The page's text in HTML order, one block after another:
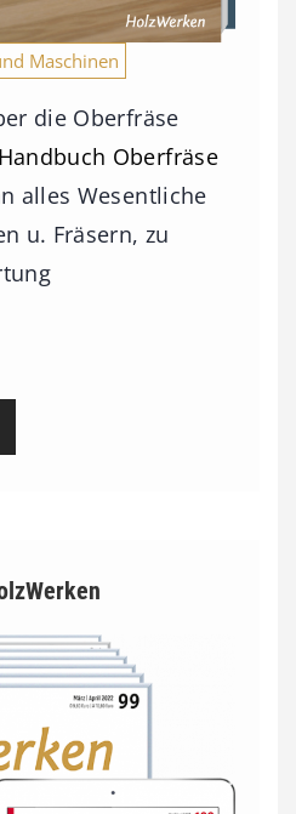
Maschinen
die Oberfräse
Handbuch Oberfräse
alles Wesentliche
u. Fräsern, zu